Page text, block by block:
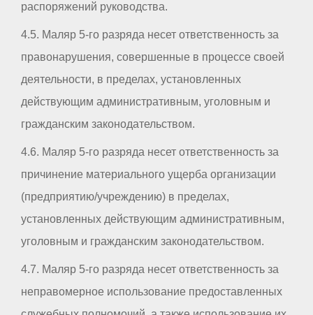
распоряжений руководства.
4.5. Маляр 5-го разряда несет ответственность за
правонарушения, совершенные в процессе своей
деятельности, в пределах, установленных
действующим административным, уголовным и
гражданским законодательством.
4.6. Маляр 5-го разряда несет ответственность за
причинение материального ущерба организации
(предприятию/учреждению) в пределах,
установленных действующим административным,
уголовным и гражданским законодательством.
4.7. Маляр 5-го разряда несет ответственность за
неправомерное использование предоставленных